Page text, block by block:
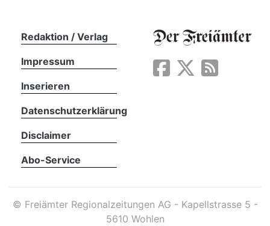
Redaktion / Verlag
Impressum
Inserieren
Datenschutzerklärung
Disclaimer
Abo-Service
© Freiämter Regionalzeitungen AG - Kapellstrasse 5 -
5610 Wohlen